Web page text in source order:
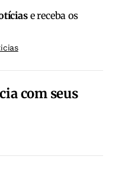
e receba os
com seus